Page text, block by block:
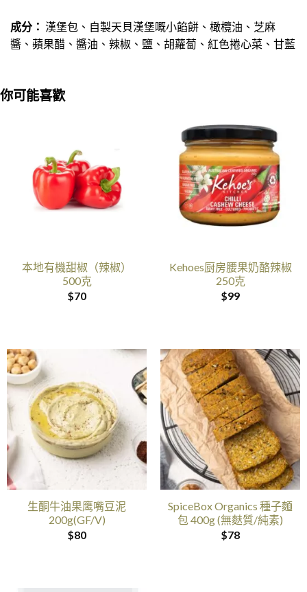
成分： 漢堡包、自製天貝漢堡嘅小餡餅、橄欖油、芝麻
醬、蘋果醋、醬油、辣椒、鹽、胡蘿蔔、紅色捲心菜、甘藍
你可能喜歡
本地有機甜椒（辣椒）
500克
$70
Kehoes厨房腰果奶酪辣椒
250克
$99
生酮牛油果鹰嘴豆泥
200g(GF/V)
$80
SpiceBox Organics 種子麵
包 400g (無麩質/純素)
$78